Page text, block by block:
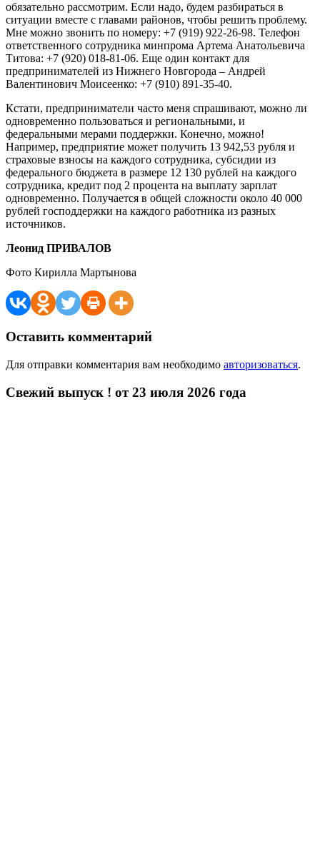
обязательно рассмотрим. Если надо, будем разбираться в
ситуации вместе с главами районов, чтобы решить проблему.
Мне можно звонить по номеру: +7 (919) 922-26-98. Телефон
ответственного сотрудника минпрома Артема Анатольевича
Титова: +7 (920) 018-81-06. Еще один контакт для
предпринимателей из Нижнего Новгорода – Андрей
Валентинович Моисеенко: +7 (910) 891-35-40.
Кстати, предприниматели часто меня спрашивают, можно ли
одновременно пользоваться и региональными, и
федеральными мерами поддержки. Конечно, можно!
Например, предприятие может получить 13 942,53 рубля и
страховые взносы на каждого сотрудника, субсидии из
федерального бюджета в размере 12 130 рублей на каждого
сотрудника, кредит под 2 процента на выплату зарплат
одновременно. Получается в общей сложности около 40 000
рублей господдержки на каждого работника из разных
источников.
Леонид ПРИВАЛОВ
Фото Кирилла Мартынова
Оставить комментарий
Для отправки комментария вам необходимо авторизоваться.
Свежий выпуск ! от 23 июля 2026 года